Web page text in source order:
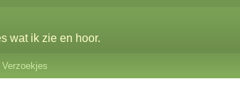
wat ik zie en hoor.
Verzoekjes